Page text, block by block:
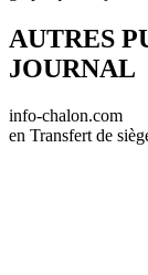
AUTRES
JOURNAL
info-chalon.com
en Transfert de